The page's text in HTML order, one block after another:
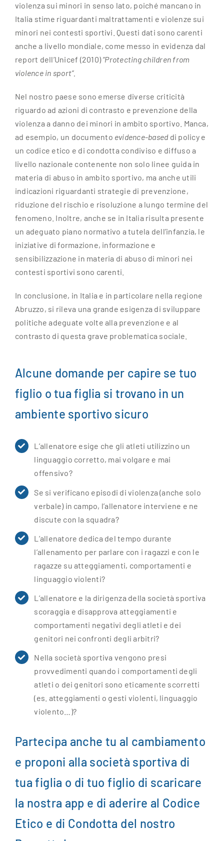
violenza sui minori in senso lato, poiché mancano in
Italia stime riguardanti maltrattamenti e violenze sui
minori nei contesti sportivi. Questi dati sono carenti
anche a livello mondiale, come messo in evidenza dal
report dell’Unicef (2010)“Protecting children from
violence in sport”.
Nel nostro paese sono emerse diverse criticità
riguardo ad azioni di contrasto e prevenzione della
violenza a danno dei minori in ambito sportivo. Manca,
ad esempio, un documento evidence-baseddi policy e
un codice etico e di condotta condiviso e diffuso a
livello nazionale contenente non solo linee guida in
materia di abuso in ambito sportivo, ma anche utili
indicazioni riguardanti strategie di prevenzione,
riduzione del rischio e risoluzione a lungo termine del
fenomeno. Inoltre, anche se in Italia risulta presente
un adeguato piano normativo a tutela dell’infanzia, le
iniziative di formazione, informazione e
sensibilizzazione in materia di abuso di minori nei
contesti sportivi sono carenti.
In conclusione, in Italia e in particolare nella regione
Abruzzo, si rileva una grande esigenza di sviluppare
politiche adeguate volte alla prevenzione e al
contrasto di questa grave problematica sociale.
Alcune domande per capire se tuo
figlio o tua figlia si trovano in un
ambiente sportivo sicuro
L’allenatore esige che gli atleti utilizzino un
linguaggio corretto, mai volgare e mai
offensivo?
Se si verificano episodi di violenza (anche solo
verbale) in campo, l’allenatore interviene e ne
discute con la squadra?
L’allenatore dedica del tempo durante
l’allenamento per parlare con i ragazzi e con le
ragazze su atteggiamenti, comportamenti e
linguaggio violenti?
L’allenatore e la dirigenza della società sportiva
scoraggia e disapprova atteggiamenti e
comportamenti negativi degli atleti e dei
genitori nei confronti degli arbitri?
Nella società sportiva vengono presi
provvedimenti quando i comportamenti degli
atleti o dei genitori sono eticamente scorretti
(es. atteggiamenti o gesti violenti, linguaggio
violento…)?
Partecipa anche tu al cambiamento
e proponi alla società sportiva di
tua figlia o di tuo figlio di scaricare
la nostra app e di aderire al Codice
Etico e di Condotta del nostro